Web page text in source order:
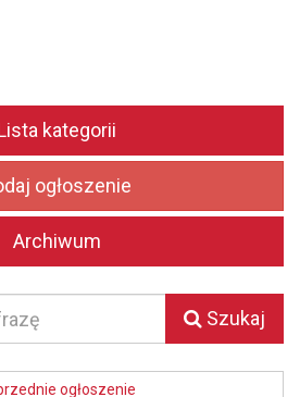
kategorii
ogłoszenie
Archiwum
Szukaj
ogłoszenie